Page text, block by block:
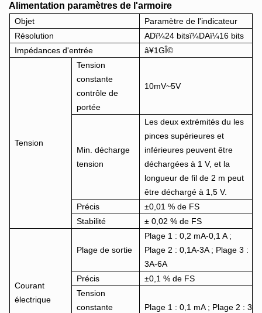
Alimentation paramètres de l'armoire
Objet
Paramètre de l'indicateur
Résolution
ADï¼24 bitsï¼DAï¼16 bits
Impédances d'entrée
â¥1GÎ©
Tension
Tension
constante
contrôle de
portée
10mV~5V
Min. décharge
tension
Les deux extrémités du les
pinces supérieures et
inférieures peuvent être
déchargées à 1 V, et la
longueur de fil de 2 m peut
être déchargé à 1,5 V.
Précis
±0,01 % de FS
Stabilité
± 0,02 % de FS
Courant
électrique
Plage de sortie
Plage 1 : 0,2 mA-0,1 A ;
Plage 2 : 0,1A-3A ; Plage 3 :
3A-6A
Précis
±0,1 % de FS
Tension
constante
Plage 1 : 0,1 mA ; Plage 2 : 3